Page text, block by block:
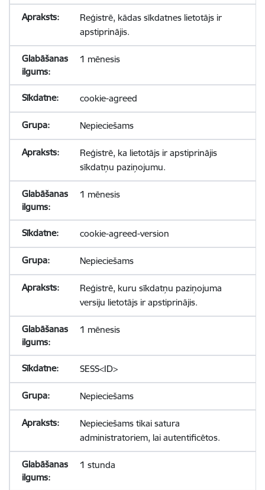
Reģistrē, kādas sīkdatnes lietotājs ir
apstiprinājis.
1 mēnesis
cookie-agreed
Nepieciešams
Reģistrē, ka lietotājs ir apstiprinājis
sīkdatņu paziņojumu.
1 mēnesis
cookie-agreed-version
Nepieciešams
Reģistrē, kuru sīkdatņu paziņojuma
versiju lietotājs ir apstiprinājis.
1 mēnesis
SESS<ID>
Nepieciešams
Nepieciešams tikai satura
administratoriem, lai autentificētos.
1 stunda